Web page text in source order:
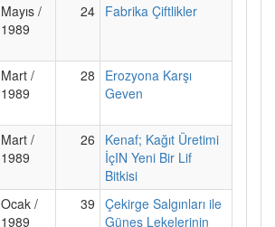
Mayıs /
1989
24 Fabrika Çiftlikler
Mart /
1989
28
Erozyona Karşı
Geven
Mart /
1989
26
Kenaf; Kağıt Üretimi
İçIN Yeni Bir Lif
Bitkisi
Ocak /
1989
39 Çekirge Salgınları ile
Güneş Lekelerinin